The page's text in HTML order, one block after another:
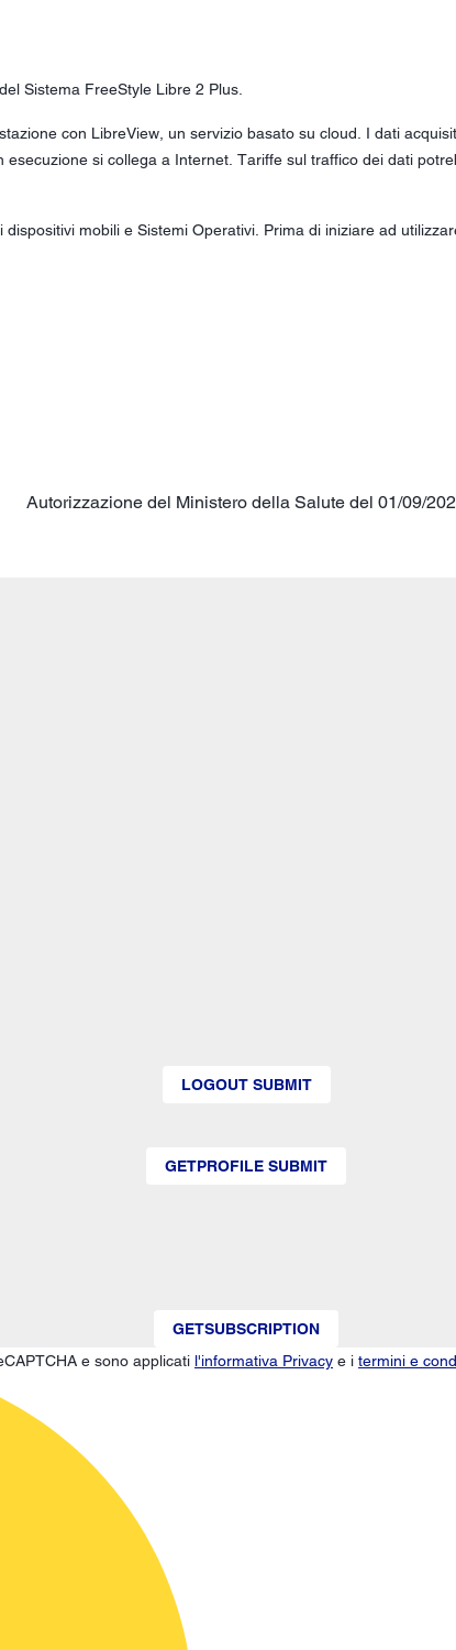
Sistema FreeStyle Libre 2 Plus.
con LibreView, un servizio basato su cloud. I dati
si collega a Internet. Tariffe sul traffico dei dati
mobili e Sistemi Operativi. Prima di iniziare ad
Autorizzazione del Ministero della Salute del 01/09/
LOGOUT SUBMIT
GETPROFILE SUBMIT
GETSUBSCRIPTION
e sono applicati l'informativa Privacy e i termini e